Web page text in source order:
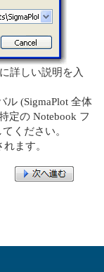
詳しい説明を入
ル (SigmaPlot 全体
定の Notebook フ
ください。
ます。